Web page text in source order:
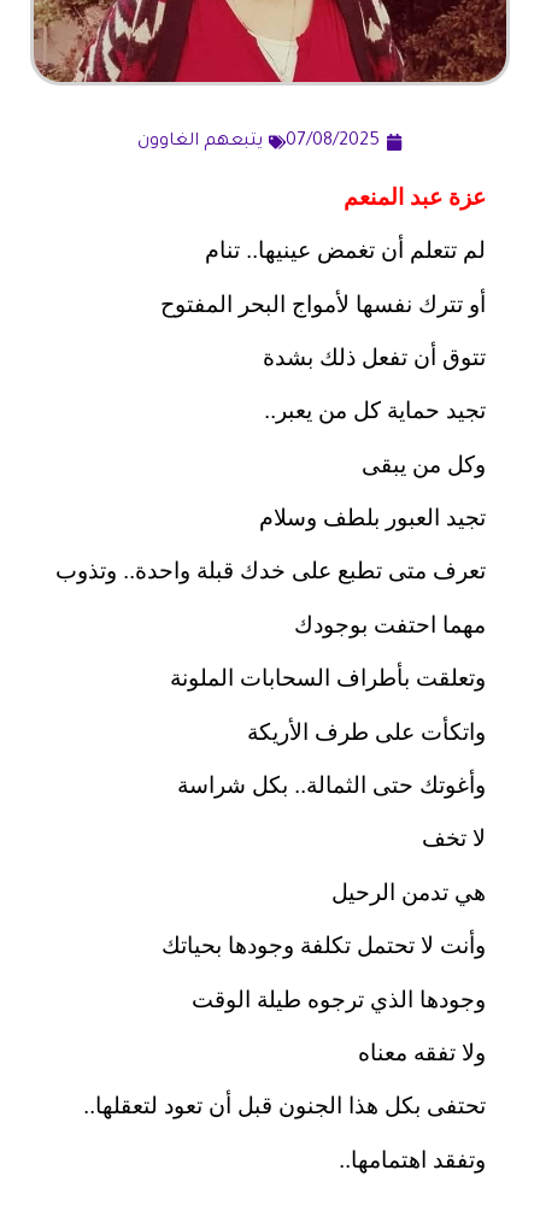
07/08/2025 يتبعهم الغاوون
عزة عبد المنعم
لم تتعلم أن تغمض عينيها.. تنام
أو تترك نفسها لأمواج البحر المفتوح
تتوق أن تفعل ذلك بشدة
تجيد حماية كل من يعبر..
وكل من يبقى
تجيد العبور بلطف وسلام
تعرف متى تطبع على خدك قبلة واحدة.. وتذوب
مهما احتفت بوجودك
وتعلقت بأطراف السحابات الملونة
واتكأت على طرف الأريكة
وأغوتك حتى الثمالة.. بكل شراسة
لا تخف
هي تدمن الرحيل
وأنت لا تحتمل تكلفة وجودها بحياتك
وجودها الذي ترجوه طيلة الوقت
ولا تفقه معناه
تحتفى بكل هذا الجنون قبل أن تعود لتعقلها..
وتفقد اهتمامها..